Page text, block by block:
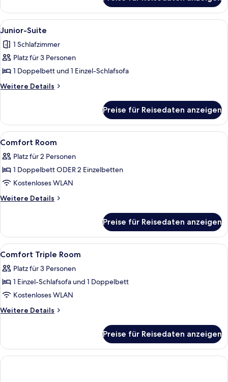
Suite
Alle
Fotos
für
Junior-
Suite
anzeigen
Ein Wohnzimmer mit einer Couch,
5
Junior-Suite
1 Schlafzimmer
Platz für 3 Personen
1 Doppelbett und 1 Einzel-Schlafsofa
Weitere Details
Weitere
Suite
Preise für Reisedaten anzeigen
Alle
Fotos
für
Comfort
Room
anzeigen
Ein Hotelzimmer mit Bett,
8
Comfort Room
Platz für 2 Personen
1 Doppelbett ODER 2 Einzelbetten
Kostenloses WLAN
Weitere Details
Weitere
Room
Preise für Reisedaten anzeigen
Alle
Fotos
für
Comfort
Triple
Room
Minibar, Zimmersafe, Schreibtisch,
7
Comfort Triple Room
Platz für 3 Personen
1 Einzel-Schlafsofa und 1 Doppelbett
Kostenloses WLAN
Weitere Details
Weitere
Triple
Room
Preise für Reisedaten anzeigen